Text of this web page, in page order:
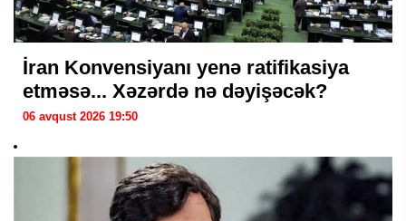
İran Konvensiyanı yenə ratifikasiya
etməsə... Xəzərdə nə dəyişəcək?
06 avqust 2026 19:50